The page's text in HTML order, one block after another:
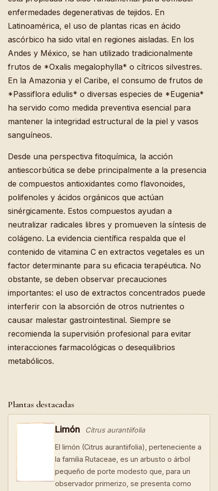
enfermedades degenerativas de tejidos. En
Latinoamérica, el uso de plantas ricas en ácido
ascórbico ha sido vital en regiones aisladas. En los
Andes y México, se han utilizado tradicionalmente
frutos de *Oxalis megalophylla* o cítricos silvestres.
En la Amazonia y el Caribe, el consumo de frutos de
*Passiflora edulis* o diversas especies de *Eugenia*
ha servido como medida preventiva esencial para
mantener la integridad estructural de la piel y vasos
sanguíneos.
Desde una perspectiva fitoquímica, la acción
antiescorbútica se debe principalmente a la presencia
de compuestos antioxidantes como flavonoides,
polifenoles y ácidos orgánicos que actúan
sinérgicamente. Estos compuestos ayudan a
neutralizar radicales libres y promueven la síntesis de
colágeno. La evidencia científica respalda que el
contenido de vitamina C en extractos vegetales es un
factor determinante para su eficacia terapéutica. No
obstante, se deben observar precauciones
importantes: el uso de extractos concentrados puede
interferir con la absorción de otros nutrientes o
causar malestar gastrointestinal. Siempre se
recomienda la supervisión profesional para evitar
interacciones farmacológicas o desequilibrios
metabólicos.
Plantas destacadas
Limón Citrus aurantiifolia
El limón (Citrus aurantiifolia), perteneciente a
la familia Rutaceae, es un arbusto o árbol
pequeño de porte modesto que, para un
observador primerizo, se presenta como